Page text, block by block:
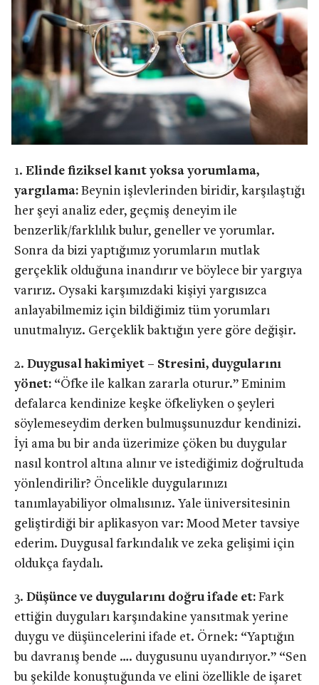
Elinde fiziksel kanıt yoksa yorumlama,
yargılama: Beynin işlevlerinden biridir, karşılaştığı
her şeyi analiz eder, geçmiş deneyim ile
benzerlik/farklılık bulur, geneller ve yorumlar.
Sonra da bizi yaptığımız yorumların mutlak
gerçeklik olduğuna inandırır ve böylece bir yargıya
varırız. Oysaki karşımızdaki kişiyi yargısızca
anlayabilmemiz için bildiğimiz tüm yorumları
unutmalıyız. Gerçeklik baktığın yere göre değişir.
Duygusal hakimiyet – Stresini, duygularını
yönet: “Öfke ile kalkan zararla oturur.” Eminim
defalarca kendinize keşke öfkeliyken o şeyleri
söylemeseydim derken bulmuşsunuzdur kendinizi.
İyi ama bu bir anda üzerimize çöken bu duygular
nasıl kontrol altına alınır ve istediğimiz doğrultuda
yönlendirilir? Öncelikle duygularınızı
tanımlayabiliyor olmalısınız. Yale üniversitesinin
geliştirdiği bir aplikasyon var: Mood Meter tavsiye
ederim. Duygusal farkındalık ve zeka gelişimi için
oldukça faydalı.
Düşünce ve duygularını doğru ifade et: Fark
ettiğin duyguları karşındakine yansıtmak yerine
duygu ve düşüncelerini ifade et. Örnek: “Yaptığın
bu davranış bende …. duygusunu uyandırıyor.” “Sen
bu şekilde konuştuğunda ve elini özellikle de işaret